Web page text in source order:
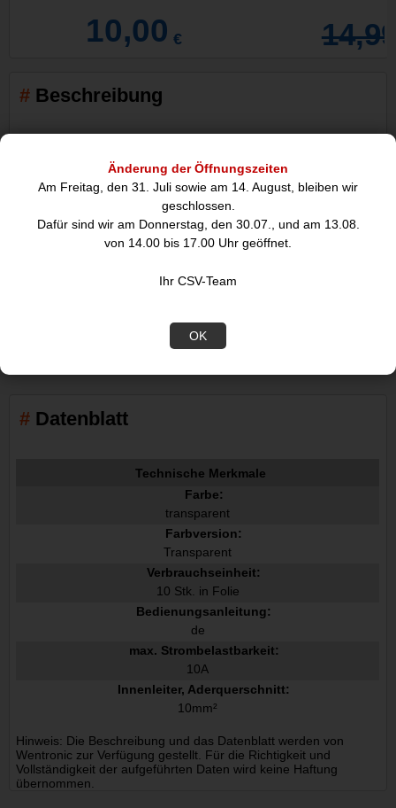
Änderung der Öffnungszeiten
Am Freitag, den 31. Juli sowie am 14. August, bleiben wir
geschlossen.
Dafür sind wir am Donnerstag, den 30.07., und am 13.08.
von 14.00 bis 17.00 Uhr geöffnet.
Ihr CSV-Team
OK
10,00 €
Beschreibung
Lüsterklemme, transparent 10A Strombelastbarkeit Goobay
bis 10 mm², 12er Reihe mit doppelter Schraubklemme
Haushaltsgeräten&commaMaschinen&commaelektronischen
Datenblatt
Technische Merkmale
Farbe:
transparent
Farbversion:
Transparent
Verbrauchseinheit:
10 Stk. in Folie
Bedienungsanleitung:
de
max. Strombelastbarkeit:
10A
Innenleiter, Aderquerschnitt:
10mm²
Hinweis: Die Beschreibung und das Datenblatt werden von
Wentronic zur Verfügung gestellt. Für die Richtigkeit und
Vollständigkeit der aufgeführten Daten wird keine Haftung
übernommen.